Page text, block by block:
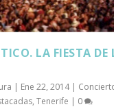
LA FIESTA DE
| Ene 22, 2014|
,Tenerife | 0